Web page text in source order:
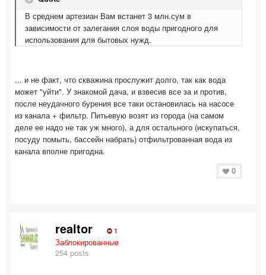
В среднем артезиан Вам встанет 3 млн.сум в
зависимости от залегания слоя воды пригодного для
использования для бытовых нужд.
... и не факт, что скважина прослужит долго, так как вода
может "уйти". У знакомой дача, и взвесив все за и против,
после неудачного бурения все таки остановилась на насосе
из канала + фильтр. Питьевую возят из города (на самом
деле ее надо не так уж много), а для остального (искупаться,
посуду помыть, бассейн набрать) отфильтрованная вода из
канала вполне пригодна.
0
realtor 1
Заблокированные
254 posts